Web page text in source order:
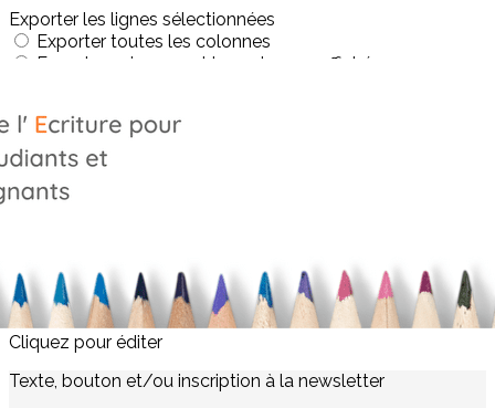
Exporter les lignes sélectionnées
Exporter toutes les colonnes
Exporter uniquement les colonnes affichées
La graphopédagogie
Le réseau des graphopédagogues
Images de la page d'accueil
Cliquez pour éditer
Texte, bouton et/ou inscription à la newsletter